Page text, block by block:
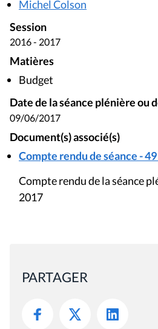
Michel Colson
Session
2016 - 2017
Matières
Budget
Date de la séance plénière ou
09/06/2017
Document(s) associé(s)
Compte rendu de séance -
Compte rendu de la séance
2017
PARTAGER